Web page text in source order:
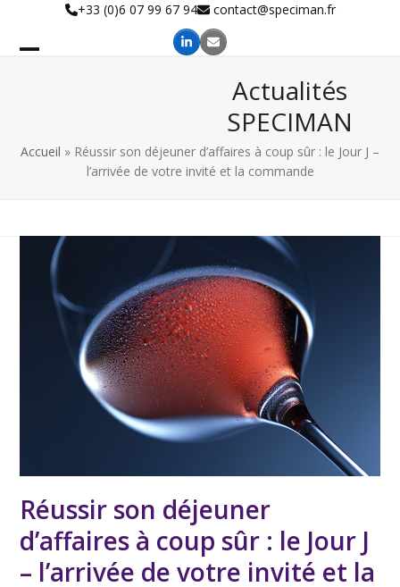
content
+33 (0)6 07 99 67 94 contact@speciman.fr
Actualités
SPECIMAN
Accueil » Réussir son déjeuner d’affaires à coup sûr : le Jour J –
l’arrivée de votre invité et la commande
Réussir son déjeuner
d’affaires à coup sûr : le Jour J
– l’arrivée de votre invité et la